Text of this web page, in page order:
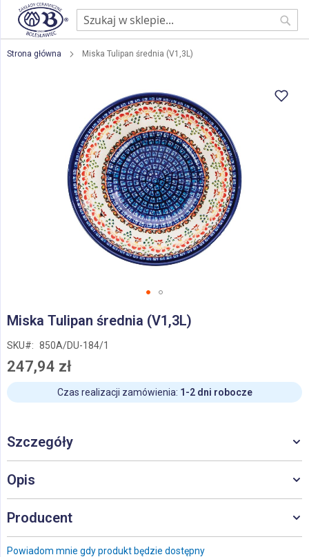
Strona główna Miska Tulipan średnia (V1,3L)
na
galerii
Miska Tulipan średnia (V1,3L)
SKU 850A/DU-184/1
247,94 zł
Powiadom mnie gdy produkt będzie dostępny
Czas realizacji zamówienia: 1-2 dni robocze
Szczegóły
Opis
Producent